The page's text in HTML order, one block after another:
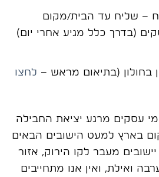
מעל 350 ש”ח – שליח עד הבית/מקום
5 ימי עסקים (בדרך כלל מגיע אחרי יום)
בחולון (בתיאום מראש – לחצו
עסקים מרגע יציאת החבילה
בארץ למעט הישובים הבאים
יישובים מעבר לקו הירוק, אזור
ואילת, ואין אנו מתחייבים